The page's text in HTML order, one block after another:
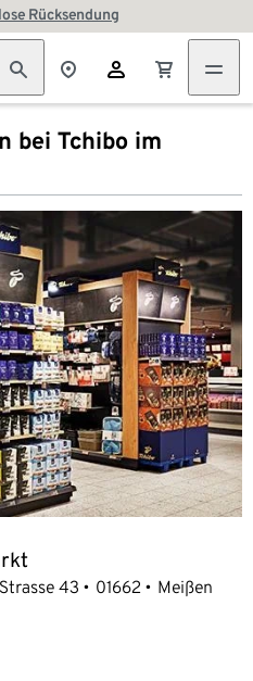
Rücksendung
bei Tchibo im
43 01662 Meißen